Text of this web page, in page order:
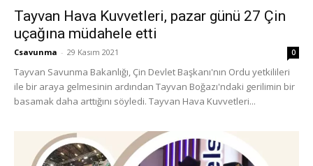
Tayvan Hava Kuvvetleri, pazar günü 27 Çin
uçağına müdahele etti
Csavunma - 29 Kasım 2021 0
Tayvan Savunma Bakanlığı, Çin Devlet Başkanı'nın Ordu yetkilileri
ile bir araya gelmesinin ardından Tayvan Boğazı'ndaki gerilimin bir
basamak daha arttığını söyledi. Tayvan Hava Kuvvetleri...